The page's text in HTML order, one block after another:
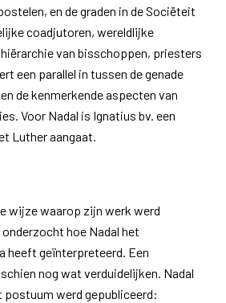
en de graden in de Sociëteit
coadjutoren, wereldlijke
van bisschoppen, priesters
een parallel in tussen de genade
de kenmerkende aspecten van
Voor Nadal is Ignatius bv. een
Luther aangaat.
wijze waarop zijn werk werd
hoe Nadal het
heeft geïnterpreteerd. Een
nog wat verduidelijken. Nadal
postuum werd gepubliceerd: